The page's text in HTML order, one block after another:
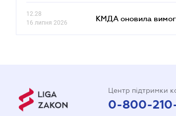
12.28
16 липня 2026
КМДА оновила
Центр підтримки
0-800-